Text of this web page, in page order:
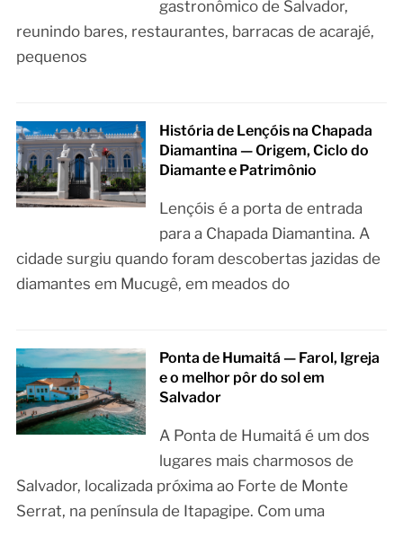
gastronômico de Salvador,
reunindo bares, restaurantes, barracas de acarajé,
pequenos
História de Lençóis na Chapada
Diamantina — Origem, Ciclo do
Diamante e Patrimônio
Lençóis é a porta de entrada
para a Chapada Diamantina. A
cidade surgiu quando foram descobertas jazidas de
diamantes em Mucugê, em meados do
Ponta de Humaitá — Farol, Igreja
e o melhor pôr do sol em
Salvador
A Ponta de Humaitá é um dos
lugares mais charmosos de
Salvador, localizada próxima ao Forte de Monte
Serrat, na península de Itapagipe. Com uma